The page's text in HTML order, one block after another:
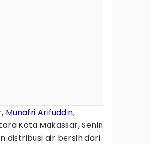
Munafri Arifuddin,
Kota Makassar, Senin
distribusi air bersih dari